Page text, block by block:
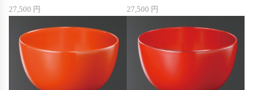
27,500 円 27,500 円